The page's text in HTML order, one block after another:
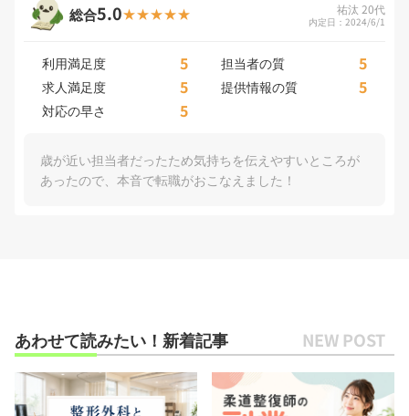
総合5.0 祐汰 20代
内定日：2024/6/1
利用満足度 5 担当者の質 5
求人満足度 5 提供情報の質 5
対応の早さ 5
歳が近い担当者だったため気持ちを伝えやすいところが
あったので、本音で転職がおこなえました！
あわせて読みたい！新着記事